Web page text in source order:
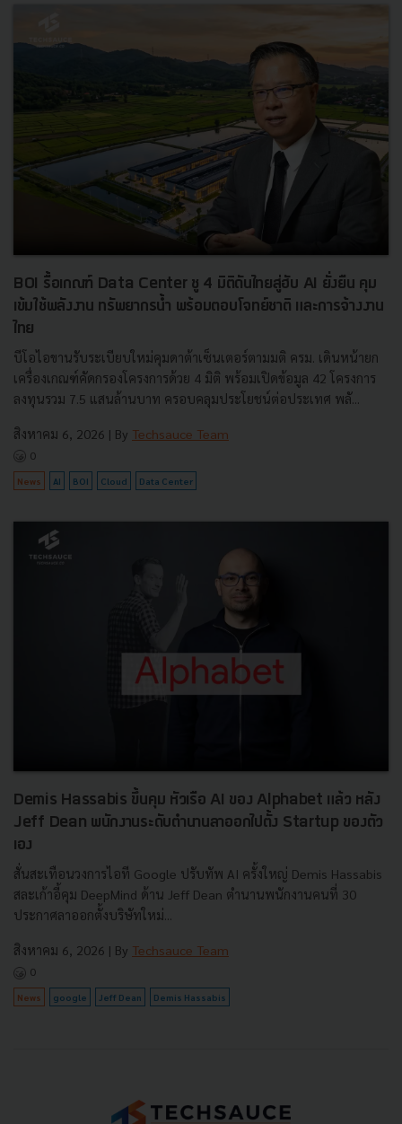
BOI รื้อเกณฑ์ Data Center ชู 4 มิติดันไทยสู่ฮับ AI ยั่งยืน คุม
เข้มใช้พลังงาน ทรัพยากรน้ำ พร้อมตอบโจทย์ชาติ และการจ้างงาน
ไทย
บีโอไอขานรับระเบียบใหม่คุมดาต้าเซ็นเตอร์ตามมติ ครม. เดินหน้ายก
เครื่องเกณฑ์คัดกรองโครงการด้วย 4 มิติ พร้อมเปิดข้อมูล 42 โครงการ
ลงทุนรวม 7.5 แสนล้านบาท ครอบคลุมประโยชน์ต่อประเทศ พลั...
สิงหาคม 6, 2026 | By Techsauce Team
0
News AI BOI Cloud Data Center
Demis Hassabis ขึ้นคุม หัวเรือ AI ของ Alphabet แล้ว หลัง
Jeff Dean พนักงานระดับตำนานลาออกไปตั้ง Startup ของตัว
เอง
สั่นสะเทือนวงการไอที Google ปรับทัพ AI ครั้งใหญ่ Demis Hassabis
สละเก้าอี้คุม DeepMind ด้าน Jeff Dean ตำนานพนักงานคนที่ 30
ประกาศลาออกตั้งบริษัทใหม่...
สิงหาคม 6, 2026 | By Techsauce Team
0
News google Jeff Dean Demis Hassabis